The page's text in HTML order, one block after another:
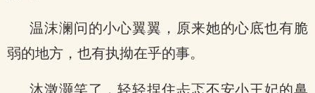
温沫澜问的小心翼翼，原来她的心底也有脆
弱的地方，也有执拗在乎的事。
沐澂灏笑了，轻轻捏住忐忑不安小王妃的鼻